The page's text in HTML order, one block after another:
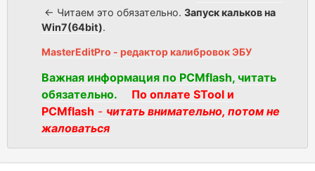
<- Читаем это обязательно. Запуск кальков на
Win7(64bit).
MasterEditPro - редактор калибровок ЭБУ
Важная информация по PCMflash, читать
обязательно.
По оплате STool и
PCMflash - читать внимательно, потом не
жаловаться